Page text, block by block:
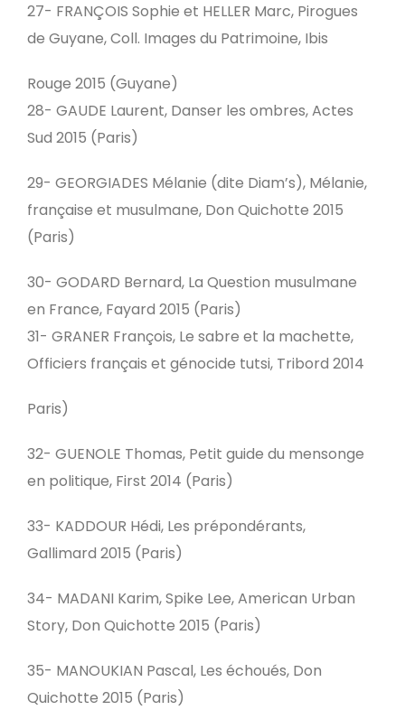
27- FRANÇOIS Sophie et HELLER Marc, Pirogues
de Guyane, Coll. Images du Patrimoine, Ibis
Rouge 2015 (Guyane)
28- GAUDE Laurent, Danser les ombres, Actes
Sud 2015 (Paris)
29- GEORGIADES Mélanie (dite Diam’s), Mélanie,
française et musulmane, Don Quichotte 2015
(Paris)
30- GODARD Bernard, La Question musulmane
en France, Fayard 2015 (Paris)
31- GRANER François, Le sabre et la machette,
Officiers français et génocide tutsi, Tribord 2014
Paris)
32- GUENOLE Thomas, Petit guide du mensonge
en politique, First 2014 (Paris)
33- KADDOUR Hédi, Les prépondérants,
Gallimard 2015 (Paris)
34- MADANI Karim, Spike Lee, American Urban
Story, Don Quichotte 2015 (Paris)
35- MANOUKIAN Pascal, Les échoués, Don
Quichotte 2015 (Paris)